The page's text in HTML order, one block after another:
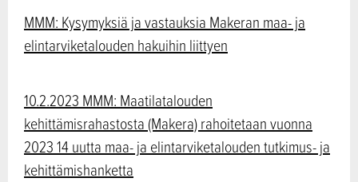
MMM: Kysymyksiä ja vastauksia Makeran maa- ja
elintarviketalouden hakuihin liittyen
10.2.2023 MMM: Maatilatalouden
kehittämisrahastosta (Makera) rahoitetaan vuonna
2023 14 uutta maa- ja elintarviketalouden tutkimus- ja
kehittämishanketta